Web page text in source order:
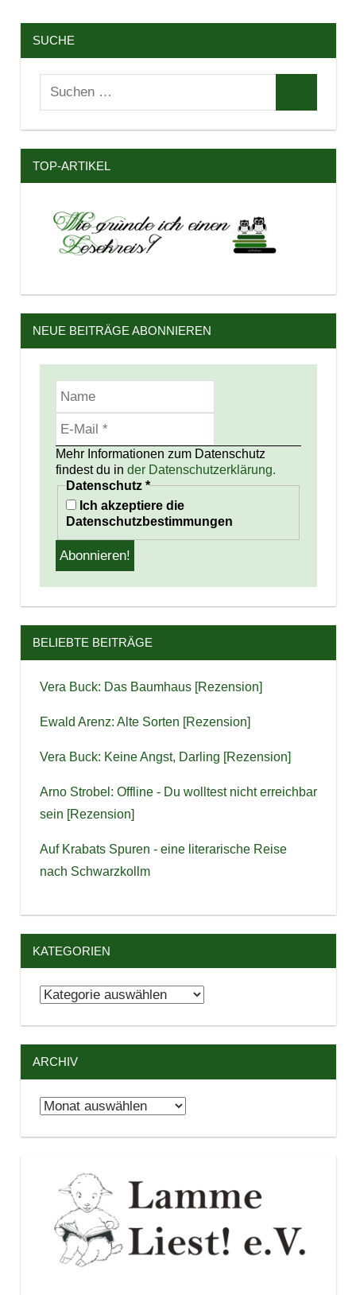
SUCHE
Suchen
TOP-ARTIKEL
NEUE BEITRÄGE ABONNIEREN
Mehr Informationen zum Datenschutz
findest du in der Datenschutzerklärung.
Datenschutz *
Ich akzeptiere die
Datenschutzbestimmungen
BELIEBTE BEITRÄGE
Vera Buck: Das Baumhaus [Rezension]
Ewald Arenz: Alte Sorten [Rezension]
Vera Buck: Keine Angst, Darling [Rezension]
Arno Strobel: Offline - Du wolltest nicht erreichbar
sein [Rezension]
Auf Krabats Spuren - eine literarische Reise
nach Schwarzkollm
KATEGORIEN
Kategorien
ARCHIV
Archiv